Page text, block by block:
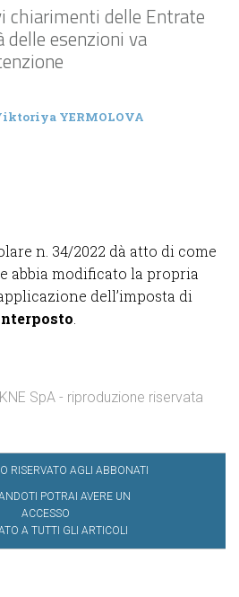
chiarimenti delle Entrate
delle esenzioni va
YERMOLOVA
n. 34/2022 dà atto di come
abbia modificato la propria
dell’imposta di
SpA - riproduzione riservata
RISERVATO AGLI ABBONATI
POTRAI AVERE UN
ACCESSO
A TUTTI GLI ARTICOLI